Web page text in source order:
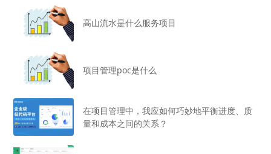
高山流水是什么服务项目
项目管理poc是什么
在项目管理中，我应如何巧妙地平衡进度、质
量和成本之间的关系？